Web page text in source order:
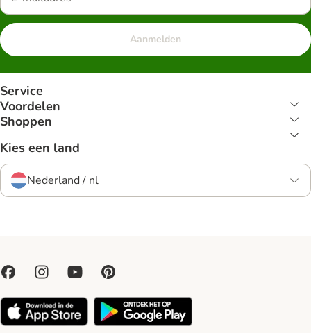
Aanmelden
Service
Voordelen
Shoppen
Kies een land
Nederland / nl